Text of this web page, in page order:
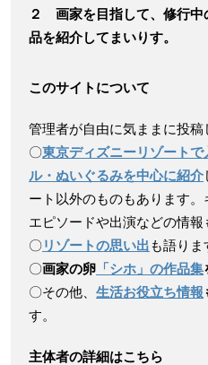
２ 画家を目指して、修行中
品を紹介してまいりす。
このサイトについて
管理者が自由に気ままに投稿
〇東京ディズニーリゾート
ル・ぬいぐるみを中心に紹介
ート以外のものもあります
エピソードや出演などの情報
〇リゾートの思い出も語りま
〇画家の卵 「シホ」の作品集
〇その他、 生活お役立ち情報
す。
主体者の詳細はこちら